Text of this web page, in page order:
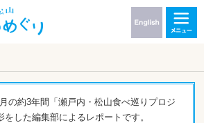
の約3年間「瀬戸内・松山食べ巡りプロジ
をした編集部によるレポートです。